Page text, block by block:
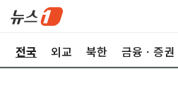
전국 외교 북한 금융ㆍ증권